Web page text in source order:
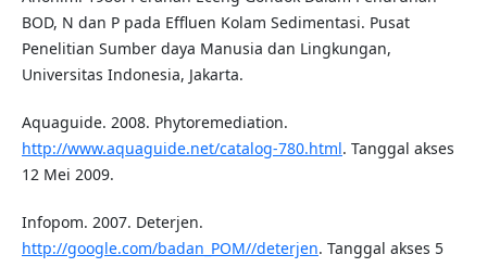
BOD, N dan P pada Effluen Kolam Sedimentasi. Pusat
Penelitian Sumber daya Manusia dan Lingkungan,
Universitas Indonesia, Jakarta.
Aquaguide. 2008. Phytoremediation.
http://www.aquaguide.net/catalog-780.html. Tanggal akses
12 Mei 2009.
Infopom. 2007. Deterjen.
http://google.com/badan_POM//deterjen. Tanggal akses 5